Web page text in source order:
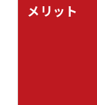
メリット